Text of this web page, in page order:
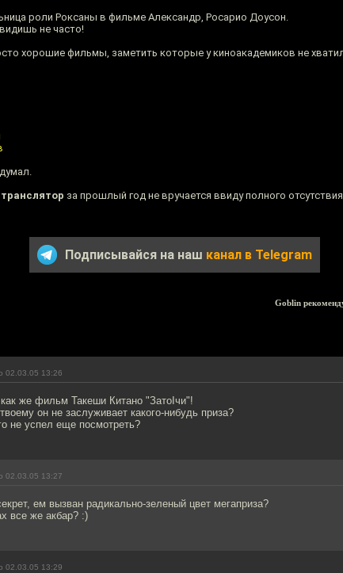
роли Роксаны в фильме Александр, Росарио Доусон.
не часто!
хорошие фильмы, заметить которые у киноакадемиков не
за прошлый год не вручается ввиду полного
Подписывайся на наш канал в Telegram
Goblin
02.03.05 13:26
же фильм Такеши Китано "ЗатоIчи"!
он не заслуживает какого-нибудь приза?
не успел еще посмотреть?
02.03.05 13:27
ем вызван радикально-зеленый цвет мегаприза?
все же акбар? :)
02.03.05 13:29